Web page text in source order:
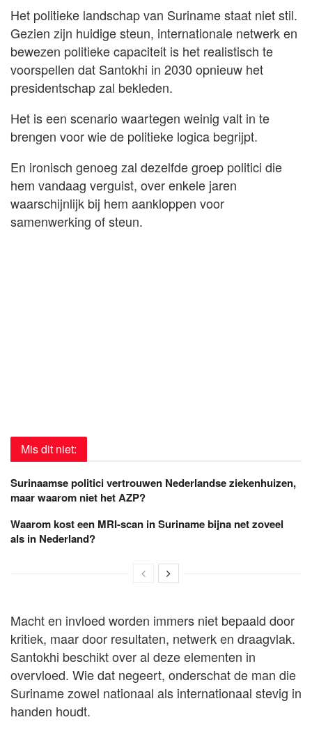
Het politieke landschap van Suriname staat niet stil.
Gezien zijn huidige steun, internationale netwerk en
bewezen politieke capaciteit is het realistisch te
voorspellen dat Santokhi in 2030 opnieuw het
presidentschap zal bekleden.
Het is een scenario waartegen weinig valt in te
brengen voor wie de politieke logica begrijpt.
En ironisch genoeg zal dezelfde groep politici die
hem vandaag verguist, over enkele jaren
waarschijnlijk bij hem aankloppen voor
samenwerking of steun.
Mis dit niet:
Surinaamse politici vertrouwen Nederlandse ziekenhuizen,
maar waarom niet het AZP?
Waarom kost een MRI-scan in Suriname bijna net zoveel
als in Nederland?
Macht en invloed worden immers niet bepaald door
kritiek, maar door resultaten, netwerk en draagvlak.
Santokhi beschikt over al deze elementen in
overvloed. Wie dat negeert, onderschat de man die
Suriname zowel nationaal als internationaal stevig in
handen houdt.